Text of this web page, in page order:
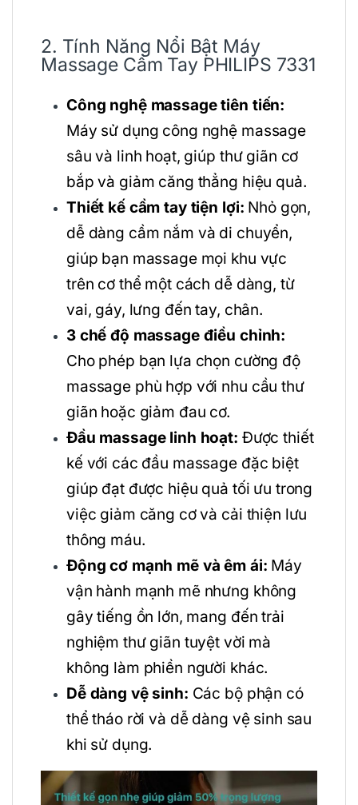
2. Tính Năng Nổi Bật Máy
Massage Cầm Tay PHILIPS 7331
Công nghệ massage tiên tiến:
Máy sử dụng công nghệ massage
sâu và linh hoạt, giúp thư giãn cơ
bắp và giảm căng thẳng hiệu quả.
Thiết kế cầm tay tiện lợi: Nhỏ gọn,
dễ dàng cầm nắm và di chuyển,
giúp bạn massage mọi khu vực
trên cơ thể một cách dễ dàng, từ
vai, gáy, lưng đến tay, chân.
3 chế độ massage điều chỉnh:
Cho phép bạn lựa chọn cường độ
massage phù hợp với nhu cầu thư
giãn hoặc giảm đau cơ.
Đầu massage linh hoạt: Được thiết
kế với các đầu massage đặc biệt
giúp đạt được hiệu quả tối ưu trong
việc giảm căng cơ và cải thiện lưu
thông máu.
Động cơ mạnh mẽ và êm ái: Máy
vận hành mạnh mẽ nhưng không
gây tiếng ồn lớn, mang đến trải
nghiệm thư giãn tuyệt vời mà
không làm phiền người khác.
Dễ dàng vệ sinh: Các bộ phận có
thể tháo rời và dễ dàng vệ sinh sau
khi sử dụng.